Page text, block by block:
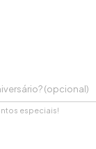
especiais!